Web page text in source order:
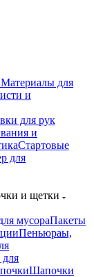
Материалы для
и
для рук
и
Стартовые
для
и щетки
мусораПакеты
Пеньюраы,
для
Шапочки